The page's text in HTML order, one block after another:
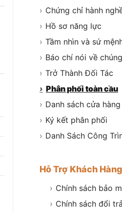
› Chứng chỉ hành
› Hồ sơ năng lực
› Tầm nhìn và sứ
› Báo chí nói về
› Trở Thành Đối Tác
› Phân phối toàn cầu
› Danh sách cửa hàng
› Ký kết phân phối
› Danh Sách Công
Hỗ Trợ Khách Hàng
› Chính sách bảo
› Chính sách đổi